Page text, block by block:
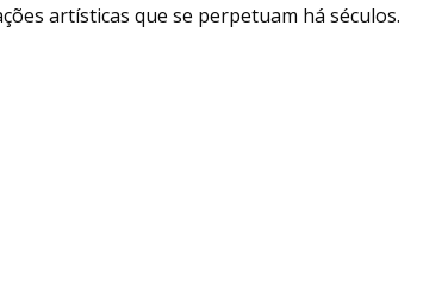
artísticas que se perpetuam há séculos.